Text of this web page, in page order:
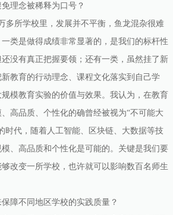
理念被稀释为口号？
多所学校里，发展并不平衡，鱼龙混杂很难
类是做得成绩非常显著的，是我们的标杆性
没有真正把握要领；还有一类，虽然挂了新
教育的行动理念、课程文化落实到自己学
模教育实验的价值与效果。我认为，在教育
高品质、个性化的确曾经被视为“不可能大
时代，随着人工智能、区块链、大数据等技
、高品质和个性化是可能的。关键是我们要
改变一所学校，也许就可以影响数百名师生
障不同地区学校的实践质量？